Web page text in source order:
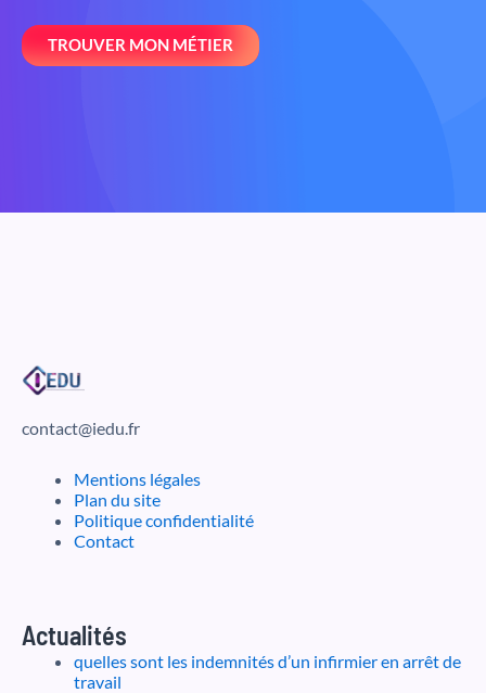
TROUVER MON MÉTIER
contact@iedu.fr
Mentions légales
Plan du site
Politique confidentialité
Contact
Actualités
quelles sont les indemnités d’un infirmier en arrêt de
travail